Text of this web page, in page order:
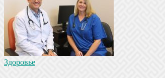
Здоровье